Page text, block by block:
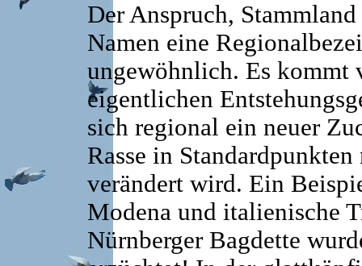
Der Anspruch,
Namen eine
ungewöhnlich. Es kommt
eigentlichen
sich regional ein neuer
Rasse in
verändert wird. Ein
Modena und italienische
Nürnberger Bagdette